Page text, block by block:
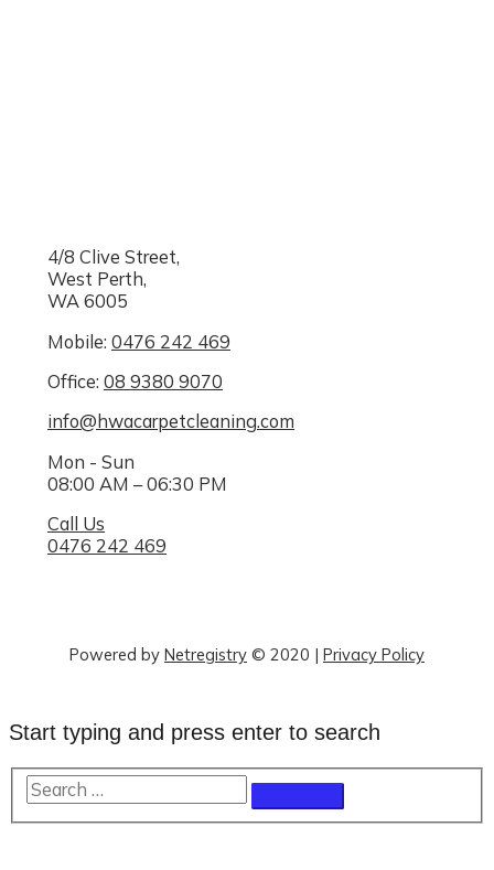
4/8 Clive Street,
West Perth,
WA 6005
Mobile: 0476 242 469
Office: 08 9380 9070
info@hwacarpetcleaning.com
Mon - Sun
08:00 AM – 06:30 PM
Call Us
0476 242 469
Powered by Netregistry © 2020 | Privacy Policy
Start typing and press enter to search
Search
…